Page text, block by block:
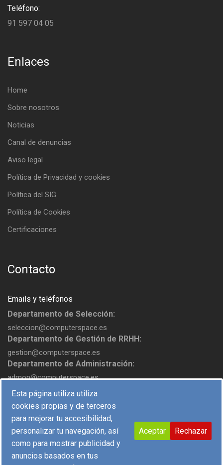
Teléfono:
91 597 04 05
Enlaces
Home
Sobre nosotros
Noticias
Canal de denuncias
Aviso legal
Política de Privacidad y cookies
Política del SIG
Política de Cookies
Certificaciones
Contacto
Emails y teléfonos
Departamento de Selección:
seleccion@computerspace.es
Departamento de Gestión de RRHH:
gestion@computerspace.es
Departamento de Administración:
admon@computerspace.es
COPYRIGHT © 2017 COMPUTER SPACE, S.L. - DESIGN BY
FCVMARKETING
Esta página utiliza utiliza
cookies propias y de terceros
para mejorar tu accesibilidad,
personalizar tu navegación, así
como para mostrar publicidad y
anuncios basados en tus
Aceptar Rechazar